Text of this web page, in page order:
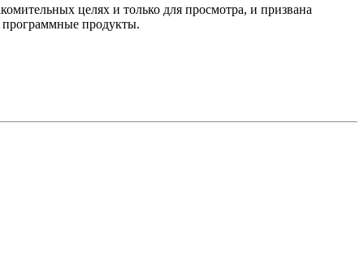
целях и только для просмотра, и призвана
программные продукты.